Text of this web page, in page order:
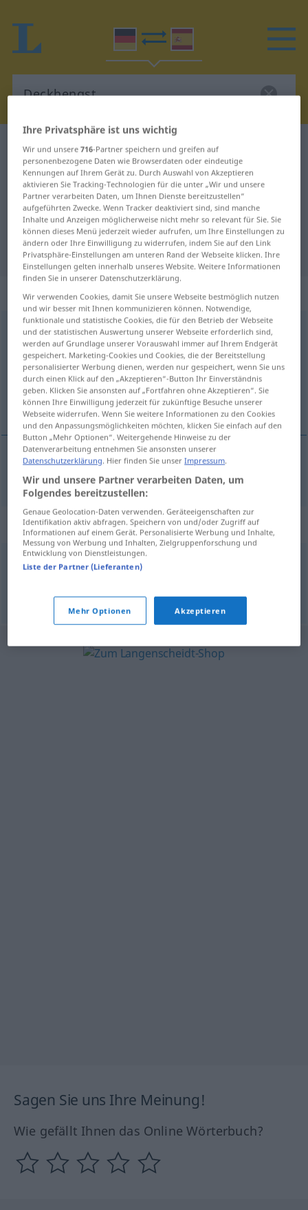
Deutsch-Spanisch Wörterbuch Deckhengst
Deutsch-Spanisch Übersetzung für
"Deckhengst"
"Deckhengst" Spanisch
Übersetzung
„Deckhengst“: Maskulinum
Deckhengstm
Übersicht aller Übersetzungen
(Für mehr Details die Übersetzung anklicken/antippen)
semental
sementalm Deckhengst
Synonyme für "Deckhengst"
Beschäler (veraltet),Zuchthengst
Sagen Sie uns Ihre Meinung!
Wie gefällt Ihnen das Online Wörterbuch?
Ihre Privatsphäre ist uns wichtig
Wir und unsere716-Partner speichern und greifen auf
personenbezogene Daten wie Browserdaten oder eindeutige
Kennungen auf Ihrem Gerät zu. Durch Auswahl von Akzeptieren
aktivieren Sie Tracking-Technologien für die unter „Wir und unsere
Partner verarbeiten Daten, um Ihnen Dienste bereitzustellen“
aufgeführten Zwecke. Wenn Tracker deaktiviert sind, sind manche
Inhalte und Anzeigen möglicherweise nicht mehr so relevant für Sie. Sie
können dieses Menü jederzeit wieder aufrufen, um Ihre Einstellungen zu
ändern oder Ihre Einwilligung zu widerrufen, indem Sie auf den Link
Privatsphäre-Einstellungen am unteren Rand der Webseite klicken. Ihre
Einstellungen gelten innerhalb unseres Website. Weitere Informationen
finden Sie in unserer Datenschutzerklärung.
Wir verwenden Cookies, damit Sie unsere Webseite bestmöglich nutzen
und wir besser mit Ihnen kommunizieren können. Notwendige,
funktionale und statistische Cookies, die für den Betrieb der Webseite
und der statistischen Auswertung unserer Webseite erforderlich sind,
werden auf Grundlage unserer Vorauswahl immer auf Ihrem Endgerät
gespeichert. Marketing-Cookies und Cookies, die der Bereitstellung
personalisierter Werbung dienen, werden nur gespeichert, wenn Sie uns
durch einen Klick auf den „Akzeptieren“-Button Ihr Einverständnis
geben. Klicken Sie ansonsten auf „Fortfahren ohne Akzeptieren“. Sie
können Ihre Einwilligung jederzeit für zukünftige Besuche unserer
Webseite widerrufen. Wenn Sie weitere Informationen zu den Cookies
und den Anpassungsmöglichkeiten möchten, klicken Sie einfach auf den
Button „Mehr Optionen“. Weitergehende Hinweise zu der
Datenverarbeitung entnehmen Sie ansonsten unserer
Datenschutzerklärung. Hier finden Sie unserImpressum.
Wir und unsere Partner verarbeiten Daten, um
Folgendes bereitzustellen:
Genaue Geolocation-Daten verwenden. Geräteeigenschaften zur
Identifikation aktiv abfragen. Speichern von und/oder Zugriff auf
Informationen auf einem Gerät. Personalisierte Werbung und Inhalte,
Messung von Werbung und Inhalten, Zielgruppenforschung und
Entwicklung von Dienstleistungen.
Liste der Partner (Lieferanten)
Mehr Optionen Akzeptieren